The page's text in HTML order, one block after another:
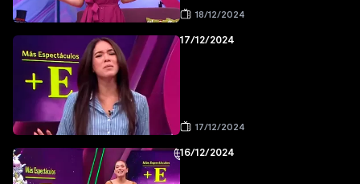
18/12/2024
17/12/2024
17/12/2024
16/12/2024